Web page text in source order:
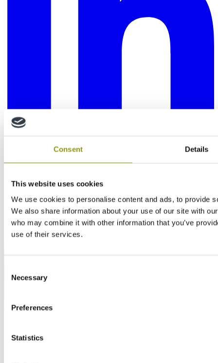
Consent Details
This website uses cookies
We use cookies to personalise content and ads, to provide
We also share information about your use of our site with
who may combine it with other information that you’ve
use of their services.
Selection
Necessary
Preferences
Statistics